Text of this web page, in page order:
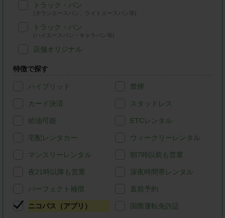
トラック・バン
(タウンエースバン、ライトエースバン等)
トラック・バン
(ハイエースバン・キャラバン等)
店舗オリジナル
特徴で探す
ハイブリッド 禁煙
カード決済 スタッドレス
給油可能 ETCレンタル
宅配レンタカー ウィークリーレンタル
マンスリーレンタル 朝7時以前も営業
夜21時以降も営業 深夜時間帯レンタル
パーフェクト補償 直前予約
ニコパス（アプリ） 国際運転免許証